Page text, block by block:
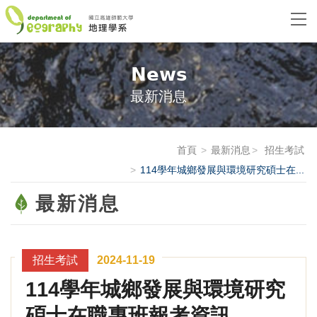
News
最新消息
首頁 最新消息
招生考試
114學年城鄉發展與環境研究碩士在...
最新消息
招生考試 2024-11-19
114學年城鄉發展與環境研究